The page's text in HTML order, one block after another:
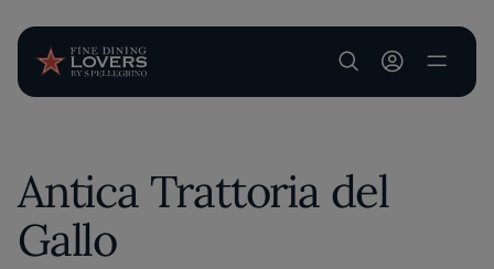
User account
Antica Trattoria del
Gallo